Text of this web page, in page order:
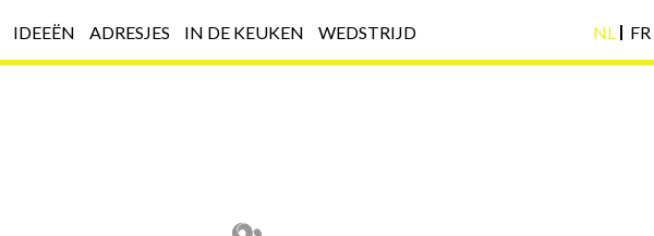
IDEEËN ADRESJES IN DE KEUKEN WEDSTRIJD
NL
FR